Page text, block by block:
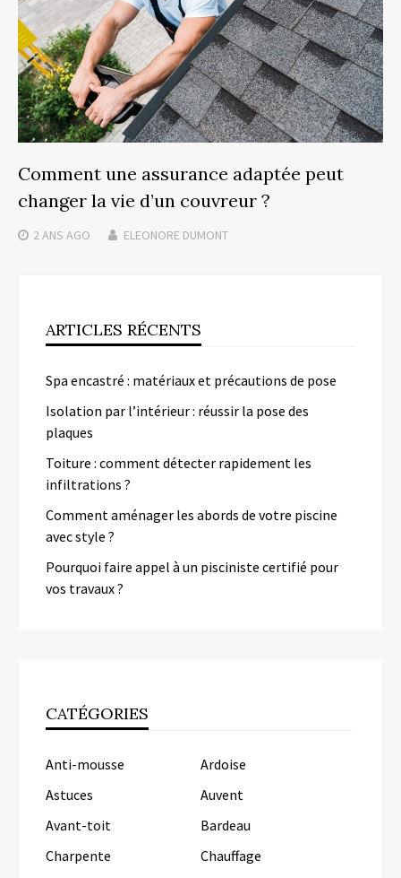
Comment une assurance adaptée peut
changer la vie d’un couvreur ?
2 ANS AGO ELEONORE DUMONT
ARTICLES RÉCENTS
Spa encastré : matériaux et précautions de pose
Isolation par l’intérieur : réussir la pose des
plaques
Toiture : comment détecter rapidement les
infiltrations ?
Comment aménager les abords de votre piscine
avec style ?
Pourquoi faire appel à un pisciniste certifié pour
vos travaux ?
CATÉGORIES
Anti-mousse
Ardoise
Astuces
Auvent
Avant-toit
Bardeau
Charpente
Chauffage